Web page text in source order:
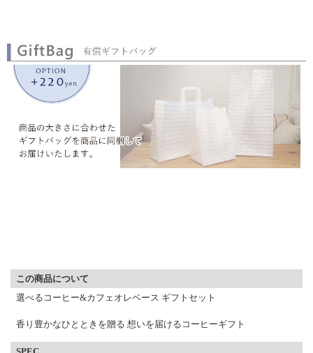
この商品について
選べるコーヒー&カフェオレベース ギフトセット
香り豊かなひとときを贈る 想いを届けるコーヒーギフト